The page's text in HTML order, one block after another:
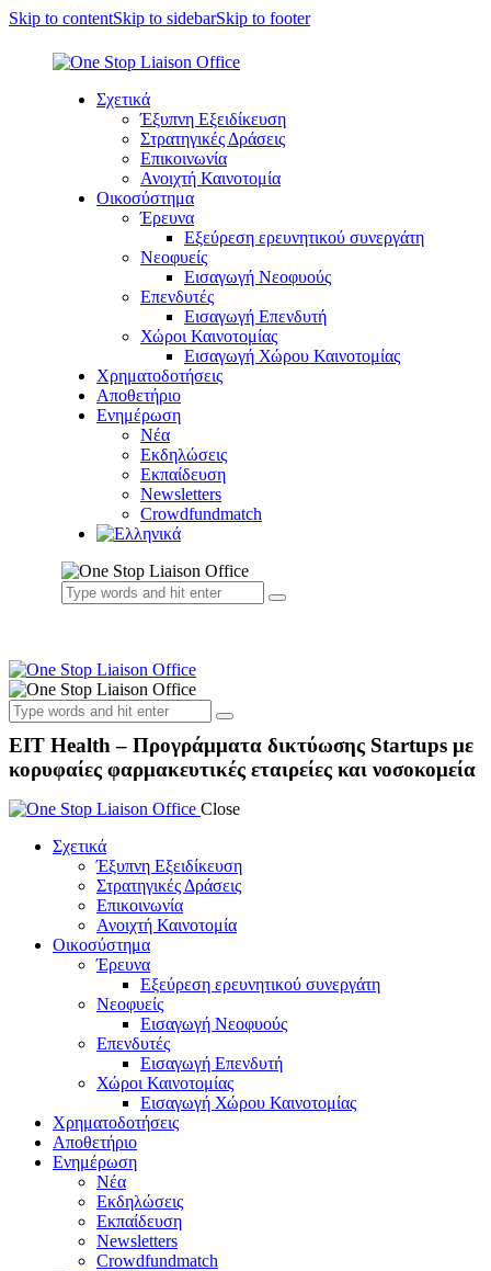
Skip to contentSkip to sidebarSkip to footer
Σχετικά
Έξυπνη Εξειδίκευση
Στρατηγικές Δράσεις
Επικοινωνία
Ανοιχτή Καινοτομία
Οικοσύστημα
Έρευνα
Εξεύρεση ερευνητικού συνεργάτη
Νεοφυείς
Εισαγωγή Νεοφυούς
Επενδυτές
Εισαγωγή Επενδυτή
Χώροι Καινοτομίας
Εισαγωγή Χώρου Καινοτομίας
Χρηματοδοτήσεις
Αποθετήριο
Ενημέρωση
Νέα
Εκδηλώσεις
Εκπαίδευση
Newsletters
Crowdfundmatch
EIT Health – Προγράμματα δικτύωσης Startups με
κορυφαίες φαρμακευτικές εταιρείες και νοσοκομεία
Close
Σχετικά
Έξυπνη Εξειδίκευση
Στρατηγικές Δράσεις
Επικοινωνία
Ανοιχτή Καινοτομία
Οικοσύστημα
Έρευνα
Εξεύρεση ερευνητικού συνεργάτη
Νεοφυείς
Εισαγωγή Νεοφυούς
Επενδυτές
Εισαγωγή Επενδυτή
Χώροι Καινοτομίας
Εισαγωγή Χώρου Καινοτομίας
Χρηματοδοτήσεις
Αποθετήριο
Ενημέρωση
Νέα
Εκδηλώσεις
Εκπαίδευση
Newsletters
Crowdfundmatch